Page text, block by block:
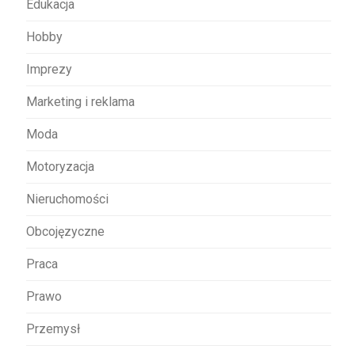
Edukacja
Hobby
Imprezy
Marketing i reklama
Moda
Motoryzacja
Nieruchomości
Obcojęzyczne
Praca
Prawo
Przemysł